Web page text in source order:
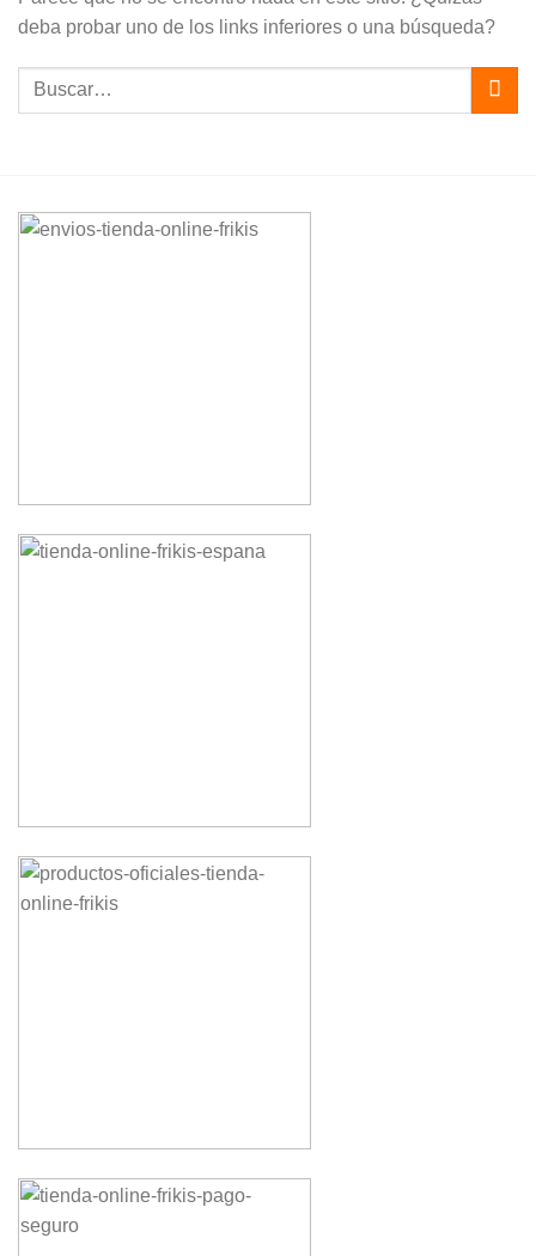
deba probar uno de los links inferiores o una búsqueda?